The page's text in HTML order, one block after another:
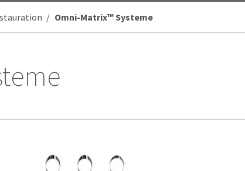
Omni-Matrix™ Systeme